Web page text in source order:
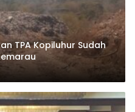
TPA Kopiluhur Sudah